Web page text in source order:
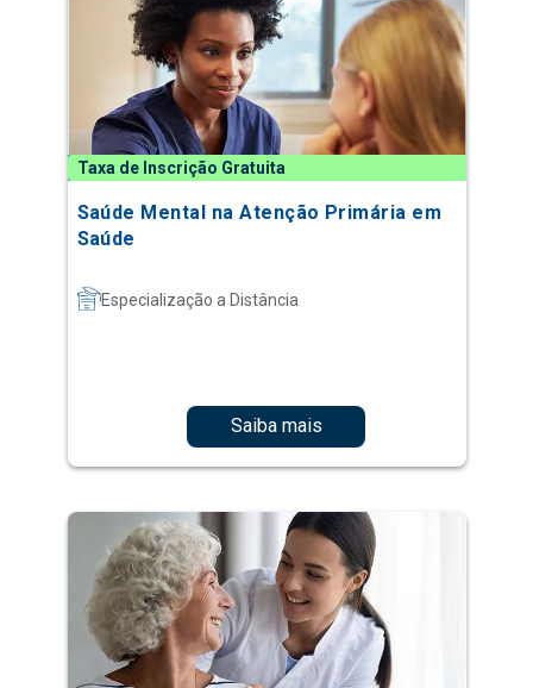
Taxa de Inscrição Gratuita
Saúde Mental na Atenção Primária em
Saúde
Especialização a Distância
Saiba mais